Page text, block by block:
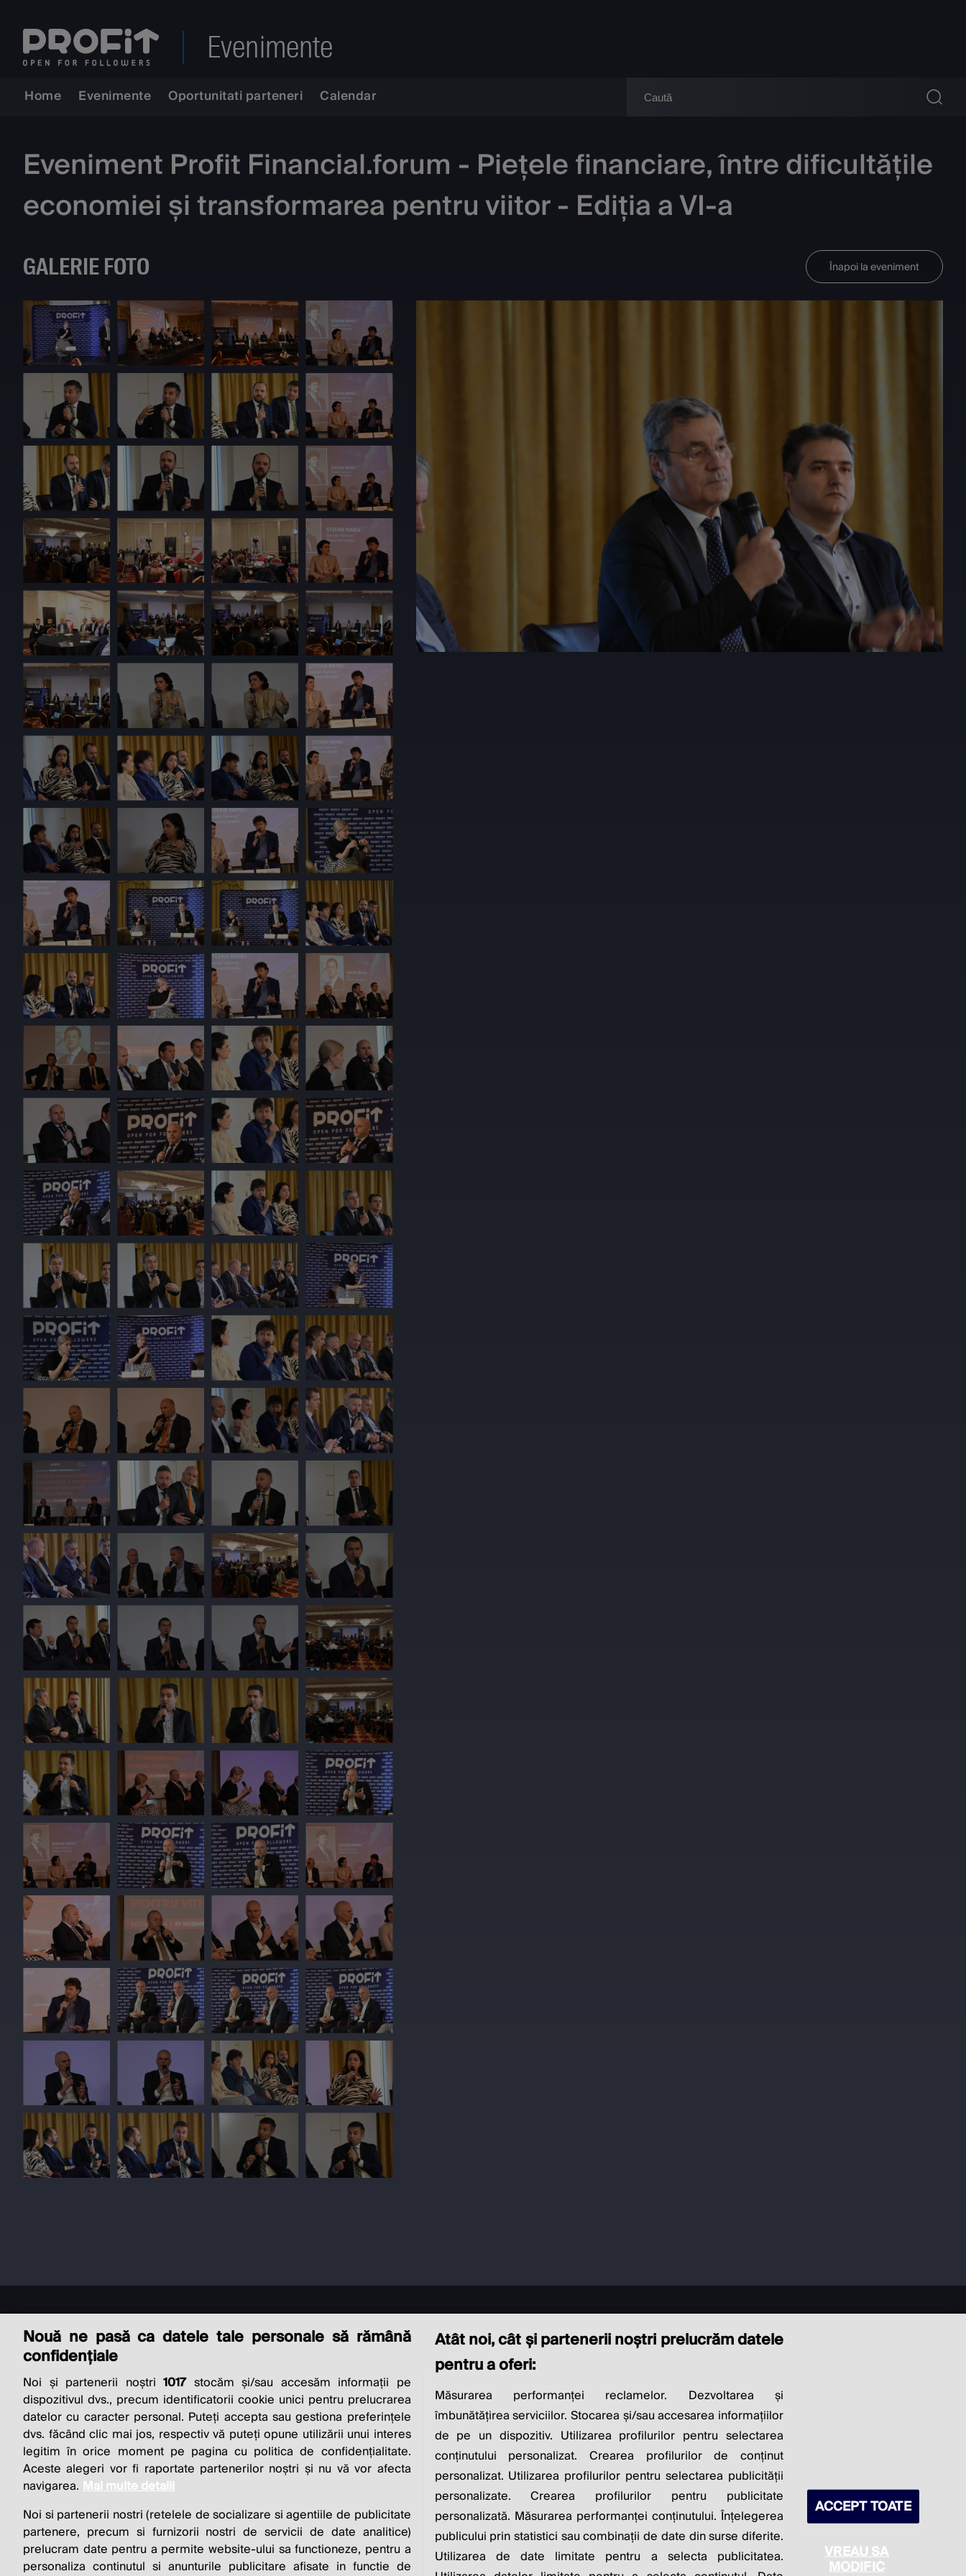
Evenimente
Home Evenimente Oportunitati parteneri Calendar
Eveniment Profit Financial.forum - Piețele financiare, între dificultățile
economiei și transformarea pentru viitor - Ediția a VI-a
GALERIE FOTO Înapoi la eveniment
THE SOCIAL RESPONSIBILITY OF
BUSINESS IS TO INCREASE ITS PROFITS.
Milton Friedman
Nouă ne pasă ca datele tale personale să rămână
confidențiale
Noi și partenerii noștri1017stocăm și/sau accesăm informații pe
dispozitivul dvs., precum identificatorii cookie unici pentru prelucrarea
datelor cu caracter personal. Puteți accepta sau gestiona preferințele
dvs. făcând clic mai jos, respectiv vă puteți opune utilizării unui interes
legitim în orice moment pe pagina cu politica de confidențialitate.
Aceste alegeri vor fi raportate partenerilor noștri și nu vă vor afecta
navigarea. Mai multe detalii
Noi si partenerii nostri (retelele de socializare si agentiile de publicitate
partenere, precum si furnizorii nostri de servicii de date analitice)
prelucram date pentru a permite website-ului sa functioneze, pentru a
personaliza continutul si anunturile publicitare afisate in functie de
Atât noi, cât și partenerii noștri prelucrăm datele
pentru a oferi:
Măsurarea performanței reclamelor. Dezvoltarea și
îmbunătățirea serviciilor. Stocarea și/sau accesarea informațiilor
de pe un dispozitiv. Utilizarea profilurilor pentru selectarea
conținutului personalizat. Crearea profilurilor de conținut
personalizat. Utilizarea profilurilor pentru selectarea publicității
personalizate. Crearea profilurilor pentru publicitate
personalizată. Măsurarea performanței conținutului. Înțelegerea
publicului prin statistici sau combinații de date din surse diferite.
Utilizarea de date limitate pentru a selecta publicitatea.
ACCEPT TOATE
VREAU SA
MODIFIC